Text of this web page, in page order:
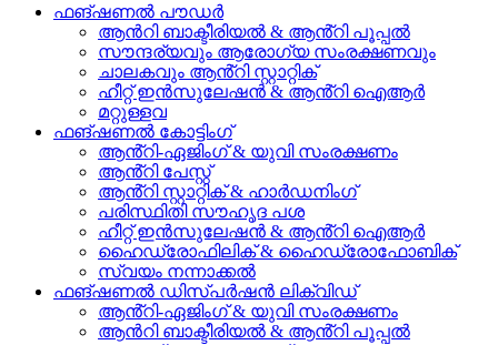
ഫങ്ഷണൽ പൗഡർ
ആൻറി ബാക്ടീരിയൽ & ആൻ്റി പൂപ്പൽ
സൗന്ദര്യവും ആരോഗ്യ സംരക്ഷണവും
ചാലകവും ആൻ്റി സ്റ്റാറ്റിക്
ഹീറ്റ് ഇൻസുലേഷൻ & ആൻ്റി ഐആർ
മറ്റുള്ളവ
ഫങ്ഷണൽ കോട്ടിംഗ്
ആൻ്റി-ഏജിംഗ് & യുവി സംരക്ഷണം
ആൻ്റി പേസ്റ്റ്
ആൻ്റി സ്റ്റാറ്റിക് & ഹാർഡനിംഗ്
പരിസ്ഥിതി സൗഹൃദ പശ
ഹീറ്റ് ഇൻസുലേഷൻ & ആൻ്റി ഐആർ
ഹൈഡ്രോഫിലിക് & ഹൈഡ്രോഫോബിക്
സ്വയം നന്നാക്കൽ
ഫങ്ഷണൽ ഡിസ്പർഷൻ ലിക്വിഡ്
ആൻ്റി-ഏജിംഗ് & യുവി സംരക്ഷണം
ആൻറി ബാക്ടീരിയൽ & ആൻ്റി പൂപ്പൽ